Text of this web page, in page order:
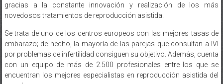
gracias a la constante innovación y realización de los más
novedosos tratamientos de reproducción asistida.
Se trata de uno de los centros europeos con las mejores tasas de
embarazo; de hecho, la mayoría de las parejas que consultan a IVI
por problemas de infertilidad consiguen su objetivo. Además, cuenta
con un equipo de más de 2.500 profesionales entre los que se
encuentran los mejores especialistas en reproducción asistida del